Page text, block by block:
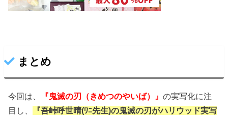
まとめ
今回は、 『鬼滅の刃（きめつのやいば）』の実写化に注
目し、
『吾峠呼世晴(ﾜﾆ先生)の鬼滅の刃がハリウッド実写